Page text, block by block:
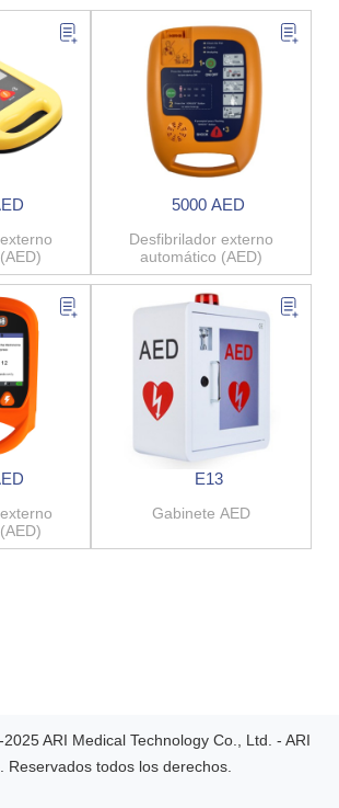
5000 AED
Desfibrilador externo
automático (AED)
E13
Gabinete AED
ARI Medical Technology Co., Ltd. - ARI
Reservados todos los derechos.